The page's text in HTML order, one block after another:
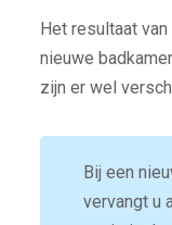
Het resultaat
nieuwe
zijn er wel
Bij een
vervangt u